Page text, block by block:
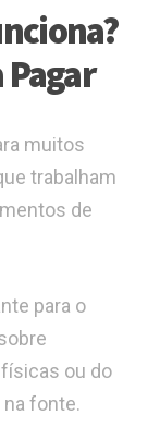
Pagar
muitos
trabalham
de
para o
ou do
fonte.